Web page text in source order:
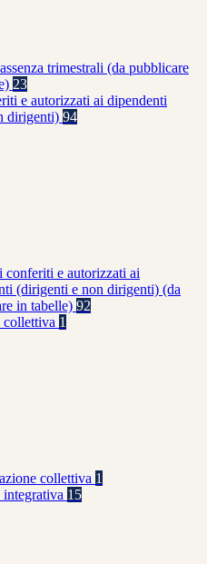
trimestrali (da pubblicare
23
e autorizzati ai dipendenti
dirigenti) 94
conferiti e autorizzati ai
(dirigenti e non dirigenti) (da
in tabelle) 92
collettiva 1
collettiva 1
15